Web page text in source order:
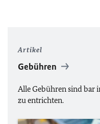
Artikel
Gebühren
Alle Gebühren sind bar
zu entrichten.